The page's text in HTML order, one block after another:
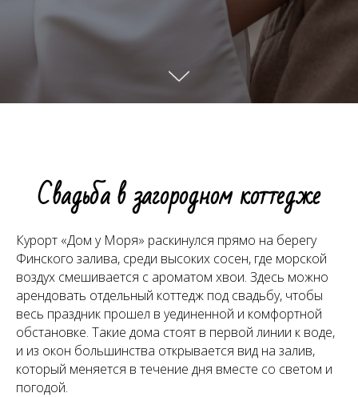
Свадьба в загородном коттедже
Курорт «Дом у Моря» раскинулся прямо на берегу
Финского залива, среди высоких сосен, где морской
воздух смешивается с ароматом хвои. Здесь можно
арендовать отдельный коттедж под свадьбу, чтобы
весь праздник прошел в уединенной и комфортной
обстановке. Такие дома стоят в первой линии к воде,
и из окон большинства открывается вид на залив,
который меняется в течение дня вместе со светом и
погодой.